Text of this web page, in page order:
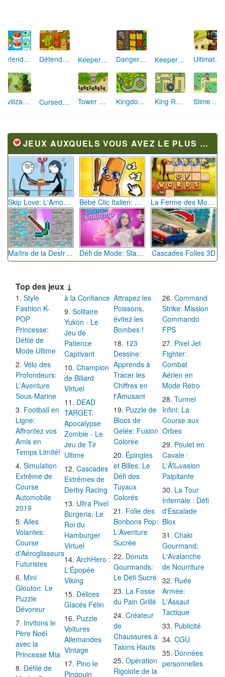
Défends la Carotte Extrême Défends la Carotte 2 Keeper of the Grove 3 Dangerous Adventure Ultimate Tower
JEUX AUXQUELS VOUS AVEZ LE PLUS JOUÉ
Cascades Folles 3D
Top des jeux ↓
Style
Fashion K-
POP
Princesse:
Défilé de
Mode Ultime
Vélo des
Profondeurs:
L'Aventure
Sous-Marine
Football en
Ligne:
Affrontez vos
Amis en
Temps Limité!
Simulation
Extrême de
Course
Automobile
2019
Ailes
Volantes:
Course
d'Aéroglisseurs
Futuristes
Mini
Glouton: Le
Puzzle
Dévoreur
Invitons le
Père Noël
avec la
Princesse Mia
Défilé de
à la Confiance
Solitaire
Yukon - Le
Jeu de
Patience
Captivant
Champion
de Billard
Virtuel
DEAD
TARGET:
Apocalypse
Zombie - Le
Jeu de Tir
Ultime
Cascades
Extrêmes de
Derby Racing
Ultra Pixel
Burgeria: Le
Roi du
Hamburger
Virtuel
ArchHero :
L'Épopée
Viking
Délices
Glacés Félin
Puzzle
Voitures
Allemandes
Vintage
Pino le
Pingouin
Attrapez les
Poissons,
évitez les
Bombes !
123
Dessine:
Apprends à
Tracer les
Chiffres en
t'Amusant
Puzzle de
Blocs de
Gelée: Fusion
Colorée
Épingles
et Billes: Le
Défi des
Tuyaux
Colorés
Folie des
Bonbons Pop:
L'Aventure
Sucrée
Donuts
Gourmands:
Le Défi Sucré
La Fosse
du Pain Grillé
Créateur
de
Chaussures à
Talons Hauts
Opération
Rigolote de la
Command
Strike: Mission
Commando
FPS
Pixel Jet
Fighter:
Combat
Aérien en
Mode Rétro
Tunnel
Infini: La
Course aux
Orbes
Poulet en
Cavale :
L'Ã‰vasion
Palpitante
La Tour
Infernale : Défi
d'Escalade
Blox
Chaki
Gourmand:
L'Avalanche
de Nourriture
Ruée
Armée:
L'Assaut
Tactique
Publicité
CGU
Données
personnelles